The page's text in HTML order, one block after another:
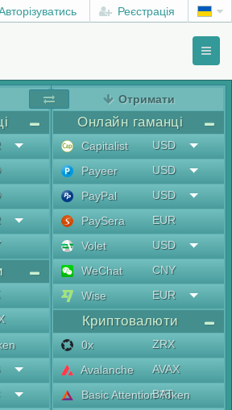
Реєстрація
Отримати
Онлайн гаманці
Capitalist
USD
Payeer
USD
PayPal
USD
PaySera
EUR
Volet
USD
WeChat
CNY
Wise
EUR
Криптовалюти
0x
ZRX
Avalanche
AVAX
Basic Attention Token
BAT